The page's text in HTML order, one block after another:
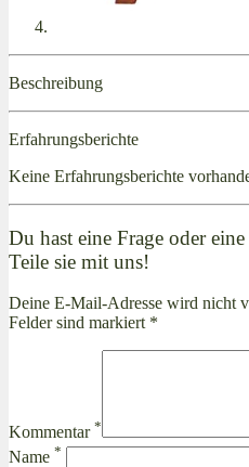
Beschreibung
Erfahrungsberichte
Keine Erfahrungsberichte
Du hast eine Frage oder
Teile sie mit uns!
Deine E-Mail-Adresse wird nicht
Felder sind markiert *
Kommentar *
Name *